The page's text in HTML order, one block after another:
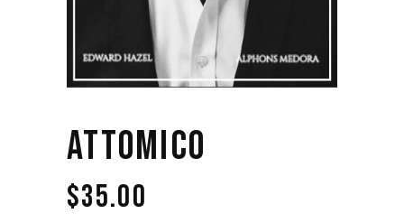
ATTOMICO
$35.00